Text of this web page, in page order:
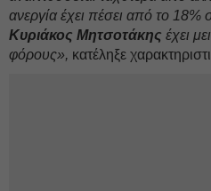
ανεργία έχει πέσει από το
Κυριάκος Μητσοτάκης έχει
φόρους», κατέληξε